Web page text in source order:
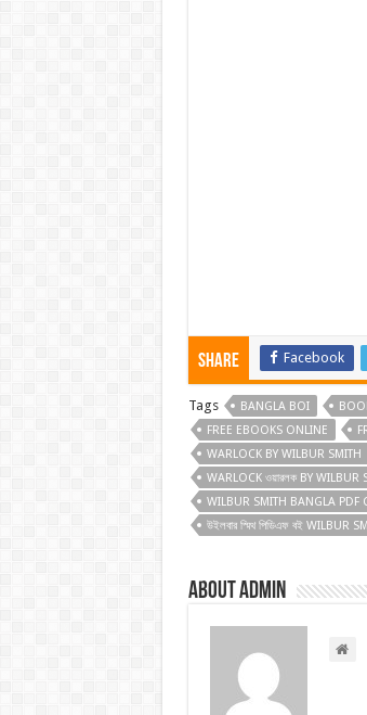
Share Facebook
Tags BANGLA BOI
FREE EBOOKS ONLINE
WARLOCK BY WILBUR SMITH
WARLOCK ওয়ারলক BY WILBUR
WILBUR SMITH BANGLA PDF
উইলবার স্মিথ পিডিএফ বই WILBUR
About admin